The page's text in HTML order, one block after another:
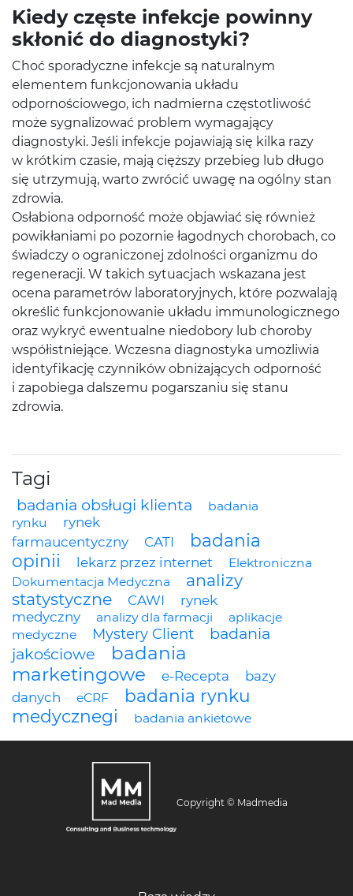
Kiedy częste infekcje powinny
skłonić do diagnostyki?
Choć sporadyczne infekcje są naturalnym
elementem funkcjonowania układu
odpornościowego, ich nadmierna częstotliwość
może sygnalizować problem wymagający
diagnostyki. Jeśli infekcje pojawiają się kilka razy
w krótkim czasie, mają cięższy przebieg lub długo
się utrzymują, warto zwrócić uwagę na ogólny stan
zdrowia.
Osłabiona odporność może objawiać się również
powikłaniami po pozornie łagodnych chorobach, co
świadczy o ograniczonej zdolności organizmu do
regeneracji. W takich sytuacjach wskazana jest
ocena parametrów laboratoryjnych, które pozwalają
określić funkcjonowanie układu immunologicznego
oraz wykryć ewentualne niedobory lub choroby
współistniejące. Wczesna diagnostyka umożliwia
identyfikację czynników obniżających odporność
i zapobiega dalszemu pogarszaniu się stanu
zdrowia.
Tagi
badania obsługi klienta
badania
rynku
rynek
farmaucentyczny
CATI
badania
opinii
lekarz przez internet
Elektroniczna
Dokumentacja Medyczna
analizy
statystyczne
CAWI
rynek
medyczny
analizy dla farmacji
aplikacje
medyczne
Mystery Client
badania
jakościowe
badania
marketingowe
e-Recepta
bazy
danych
eCRF
badania rynku
medycznegi
badania ankietowe
Copyright © Madmedia